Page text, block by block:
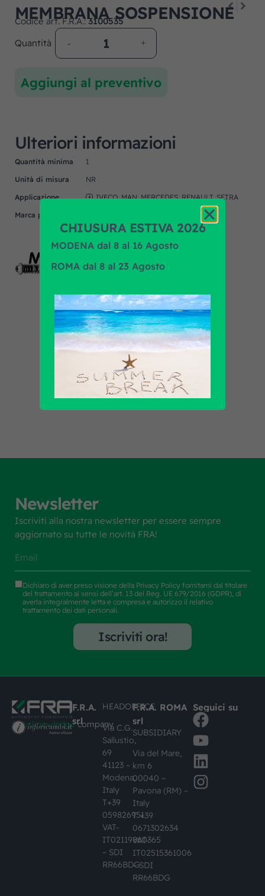
MEMBRANA SOSPENSIONE
Codice art. F.R.A.:3100535
Quantità
Aggiungi al preventivo
Ulteriori informazioni
Quantità minima
1
Unità di misura
NR
Applicazione
IVECO, MAN, MERCEDES, RENAULT, SETRA
Marca prodotto
Scopri tutti i prodotti
Newsletter
Iscriviti alla nostra newsletter per essere sempre
aggiornato su tutte le novità FRA!
Dichiaro di aver preso visione della Privacy Policy fornitami dal titolare
del trattamento ai sensi dell’art. 13 del Reg. UE 679/2016 (GDPR), di
averla integralmente letta e compresa e autorizzo il relativo
trattamento dei dati personali.
Iscriviti ora!
#busknowledgecompany
F.R.A.
srl
HEADOFFICE
Via C.G.
Sallustio,
69
41123 –
Modena,
Italy
T+39
059826951
VAT-
IT02119860365
– SDI
RR66BDG
F.R.A. ROMA
srl
SUBSIDIARY
Via del Mare,
km 6
00040 –
Pavona (RM) –
Italy
T +39
0671302634
VAT-
IT02515361006
– SDI
RR66BDG
Seguici su
CHIUSURA ESTIVA 2026
MODENA dal 8 al 16 Agosto
ROMA dal 8 al 23 Agosto